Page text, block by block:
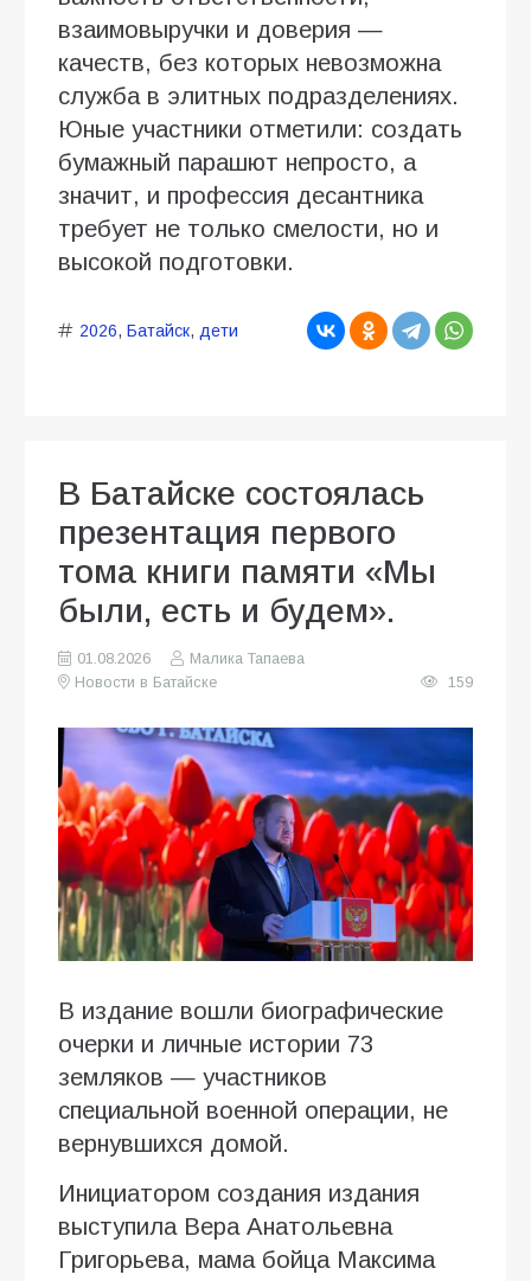
взаимовыручки и доверия —
качеств, без которых невозможна
служба в элитных подразделениях.
Юные участники отметили: создать
бумажный парашют непросто, а
значит, и профессия десантника
требует не только смелости, но и
высокой подготовки.
2026, Батайск, дети
В Батайске состоялась
презентация первого
тома книги памяти «Мы
были, есть и будем».
01.08.2026
Малика Тапаева
Новости в Батайске
159
В издание вошли биографические
очерки и личные истории 73
земляков — участников
специальной военной операции, не
вернувшихся домой.
Инициатором создания издания
выступила Вера Анатольевна
Григорьева, мама бойца Максима